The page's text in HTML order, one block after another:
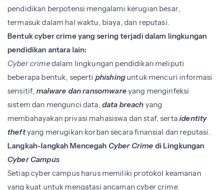
pendidikan berpotensi mengalami kerugian besar,
termasuk dalam hal waktu, biaya, dan reputasi.
Bentuk cyber crime yang sering terjadi dalam lingkungan
pendidikan antara lain:
Cyber crimedalam lingkungan pendidikan meliputi
beberapa bentuk, seperti phishinguntuk mencuri informasi
sensitif, malware dan ransomwareyang menginfeksi
sistem dan mengunci data, data breach yang
membahayakan privasi mahasiswa dan staf, sertaidentity
theftyang merugikan korban secara finansial dan reputasi.
Langkah-langkah Mencegah Cyber Crime di Lingkungan
Cyber Campus
Setiap cyber campus harus memiliki protokol keamanan
yang kuat untuk mengatasi ancaman cyber crime.